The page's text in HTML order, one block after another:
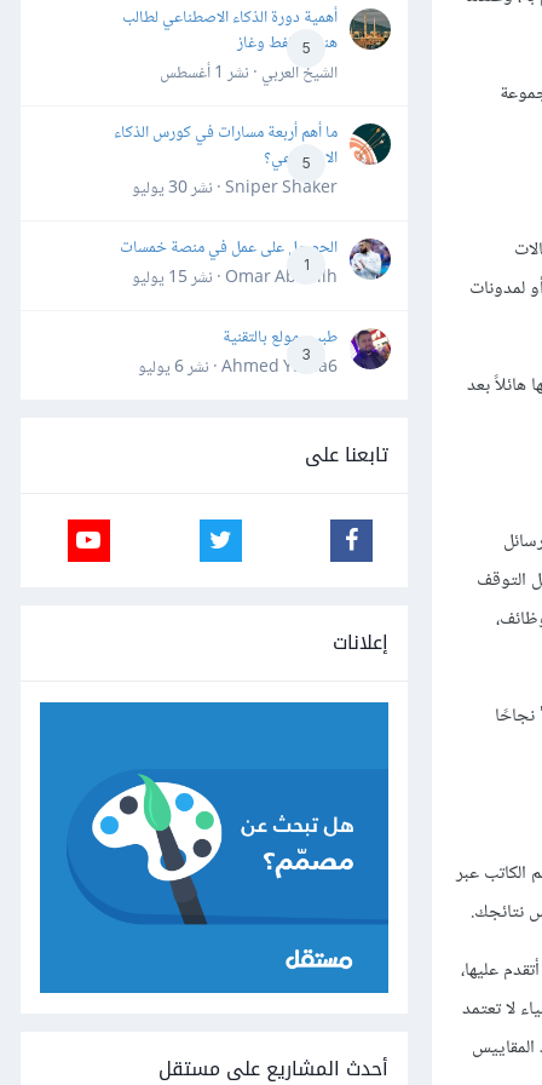
لمدونتي الخاصة أو لمدونات
هائلاً بعد
التوقف
الكاتب عبر
نتائجك.
عليها،
لا تعتمد
5
أهمية دورة الذكاء الاصطناعي لطالب
هندسة نفط وغاز
الشيخ العربي · نشر 1 أغسطس
5
ما أهم أربعة مسارات في كورس الذكاء
الاصطناعي؟
Sniper Shaker · نشر
30 يوليو
1
الحصول على عمل في منصة خمسات
Omar Abdallh · نشر
15 يوليو
3
طبيب مولع بالتقنية
Ahmed Yahia6 · نشر
6 يوليو
تابعنا على
إعلانات
أحدث المشاريع على مستقل